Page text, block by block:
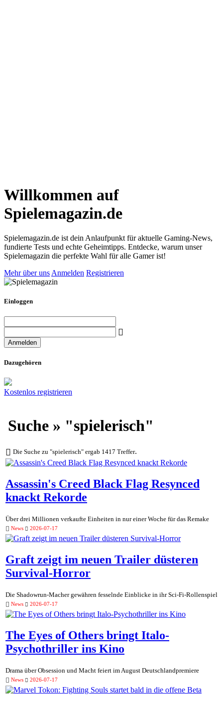
Willkommen auf
Spielemagazin.de
Spielemagazin.de ist dein Anlaufpunkt für aktuelle Gaming-News,
fundierte Tests und echte Geheimtipps. Entdecke, warum unser
Spielemagazin die perfekte Wahl für alle Gamer ist!
Mehr über uns Anmelden Registrieren
Einloggen
Dazugehören
Kostenlos registrieren
Suche » "spielerisch"
Die Suche zu "spielerisch" ergab 1417 Treffer.
Assassin's Creed Black Flag Resynced
knackt Rekorde
Über drei Millionen verkaufte Einheiten in nur einer Woche für das Remake
News 2026-07-17
Graft zeigt im neuen Trailer düsteren
Survival-Horror
Die Shadowrun-Macher gewähren fesselnde Einblicke in ihr Sci-Fi-Rollenspiel
News 2026-07-17
The Eyes of Others bringt Italo-
Psychothriller ins Kino
Drama über Obsession und Macht feiert im August Deutschlandpremiere
News 2026-07-17